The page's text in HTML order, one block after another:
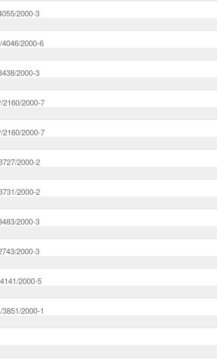
2000-3
2000-6
2000-3
2000-7
2000-7
2000-2
2000-2
2000-3
2000-3
2000-5
2000-1